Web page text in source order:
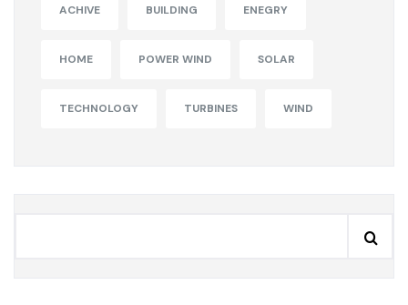
ACHIVE BUILDING ENEGRY
HOME POWER WIND SOLAR
TECHNOLOGY TURBINES WIND